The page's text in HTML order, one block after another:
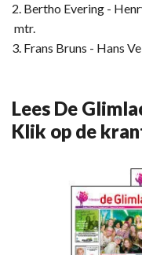
2. Bertho Evering -
mtr.
3. Frans Bruns - Hans
Lees De
Klik op de